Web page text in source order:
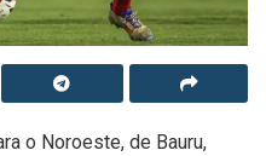
o Noroeste, de Bauru,